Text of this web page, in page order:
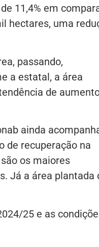
11,4% em
hectares, uma
passando,
a estatal, a área
de
ainda
de recuperação na
os maiores
Já a área plantada
25 e as